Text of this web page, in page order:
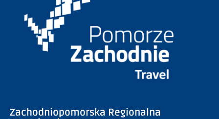
Zachodniopomorska Regionalna